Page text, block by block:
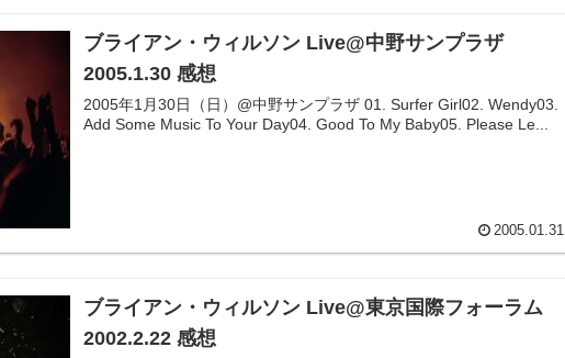
ブライアン・ウィルソン Live@中野サンプラザ
2005.1.30 感想
2005年1月30日（日）@中野サンプラザ 01. Surfer Girl02. Wendy03.
Add Some Music To Your Day04. Good To My Baby05. Please Le...
2005.01.31
ブライアン・ウィルソン Live@東京国際フォーラム
2002.2.22 感想